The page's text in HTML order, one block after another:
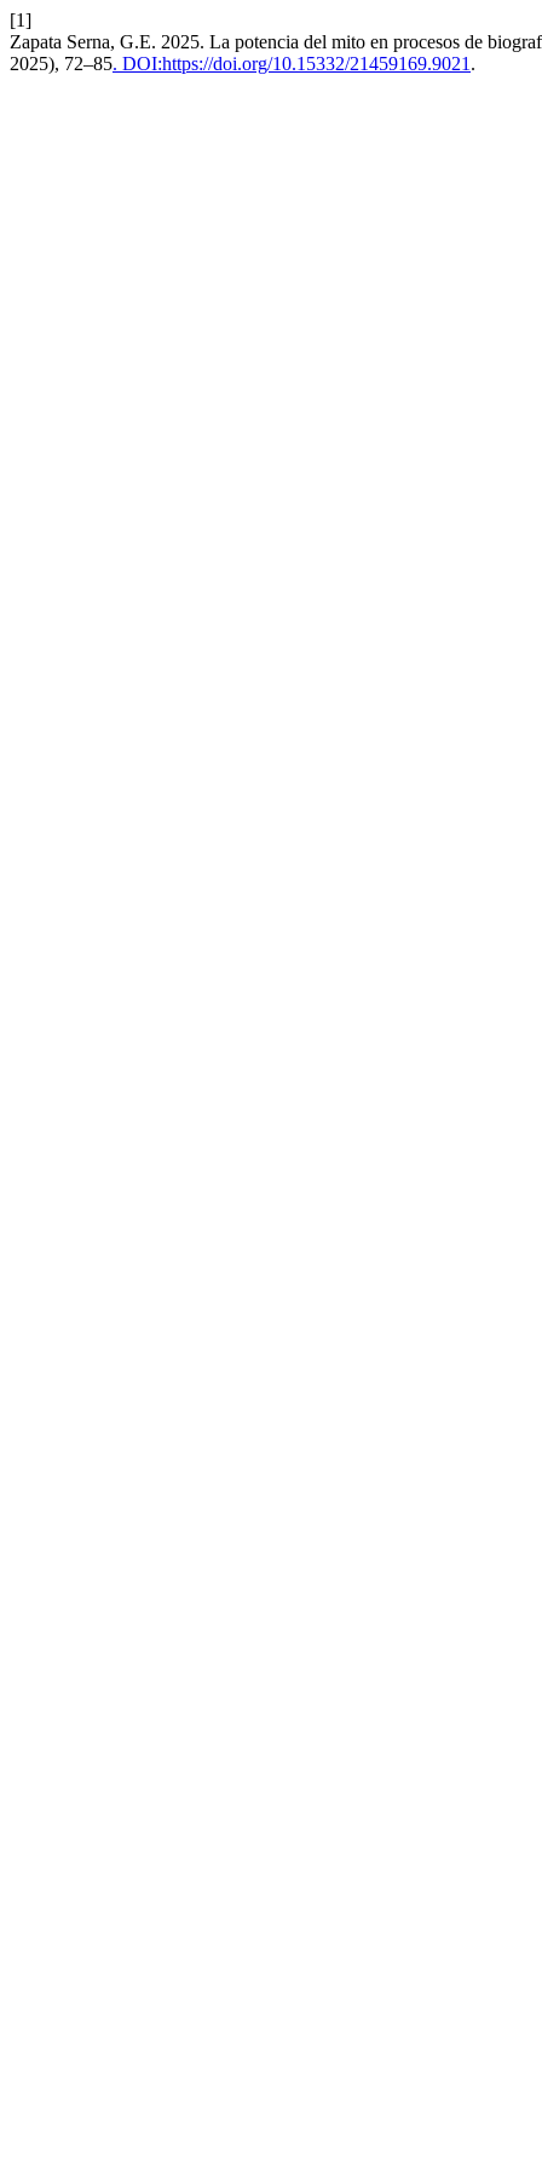
[1]
Zapata Serna, G.E. 2025. La potencia del mito en procesos de
2025), 72–85. DOI:https://doi.org/10.15332/21459169.9021 .